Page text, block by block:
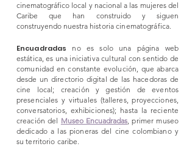
cinematográfico local y nacional a las mujeres del
Caribe que han construido y siguen
construyendo nuestra historia cinematográfica.
Encuadradas no es solo una página web
estática, es una iniciativa cultural con sentido de
comunidad en constante evolución, que abarca
desde undirectorio digital de las hacedoras de
cine local; creación y gestión de eventos
presenciales y virtuales (talleres, proyecciones,
conversatorios, exhibiciones); hasta la reciente
creación del Museo Encuadradas, primer museo
dedicado a las pioneras del cine colombiano y
su territorio caribe.